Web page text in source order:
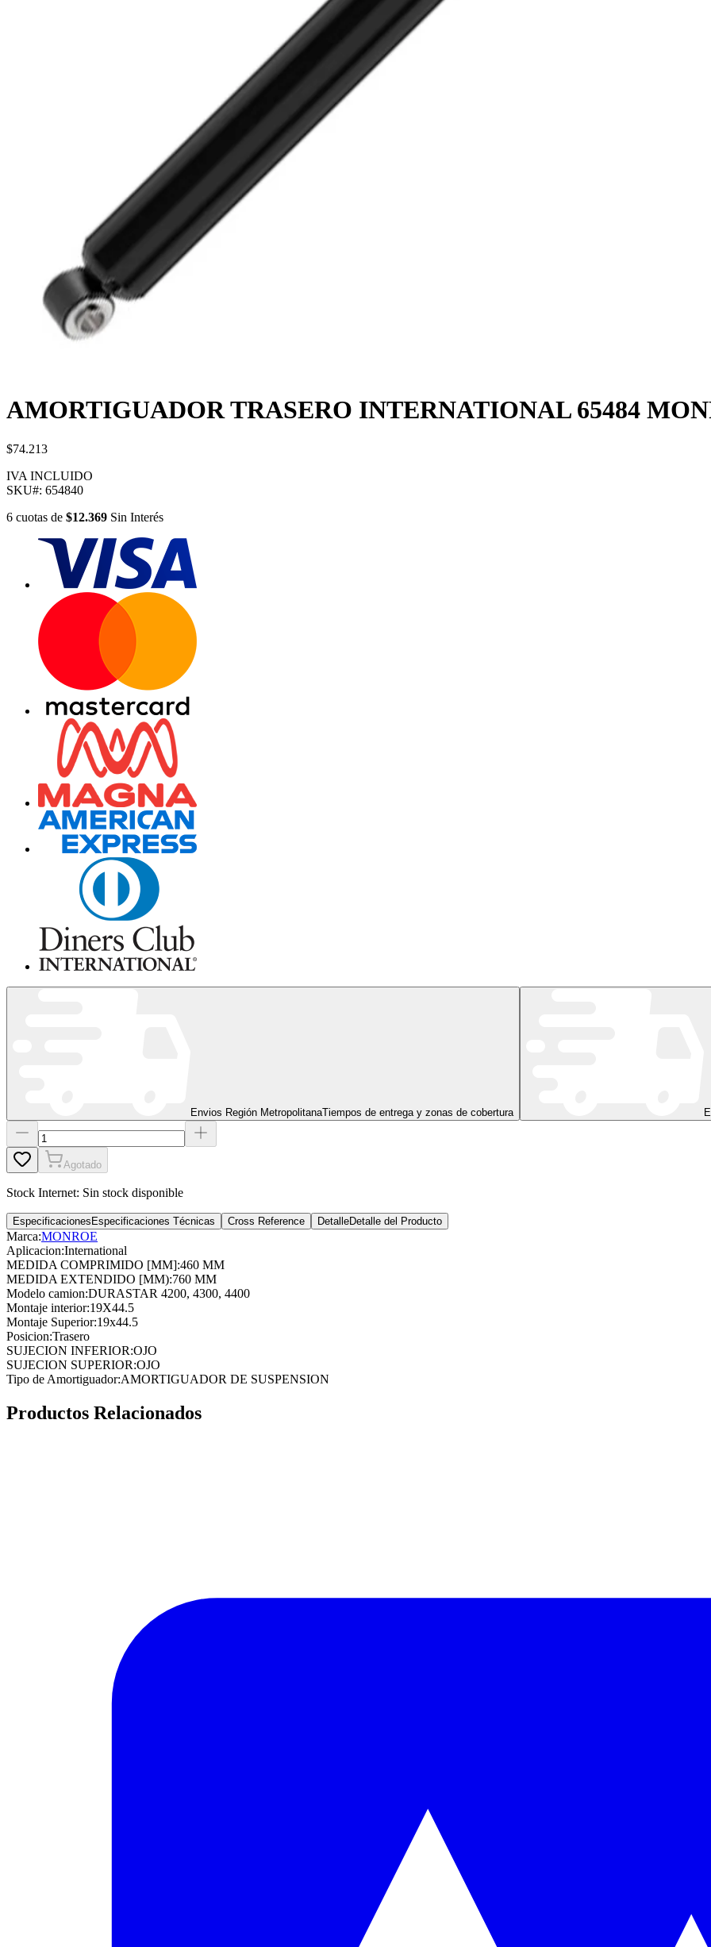
AMORTIGUADOR TRASERO INTERNATIONAL 65484
$74.213
IVA INCLUIDO
SKU#: 654840
6 cuotas de $12.369 Sin Interés
Envios Región MetropolitanaTiempos de entrega y zonas de cobertura
Agotado
Stock Internet: Sin stock disponible
Especificaciones Especificaciones Técnicas Cross Reference DetalleDetalle del Producto
Marca:MONROE
Aplicacion:International
MEDIDA COMPRIMIDO [MM]:460 MM
MEDIDA EXTENDIDO [MM):760 MM
Modelo camion:DURASTAR 4200, 4300, 4400
Montaje interior:19X44.5
Montaje Superior:19x44.5
Posicion:Trasero
SUJECION INFERIOR:OJO
SUJECION SUPERIOR:OJO
Tipo de Amortiguador:AMORTIGUADOR DE SUSPENSION
Productos Relacionados